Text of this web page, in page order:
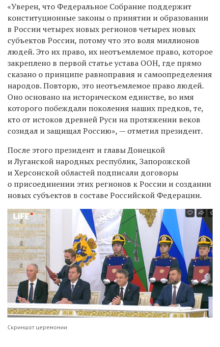
«Уверен, что Федеральное Собрание поддержит
конституционные законы о принятии и образовании
в России четырех новых регионов четырех новых
субъектов России, потому что это воля миллионов
людей. Это их право, их неотъемлемое право, которое
закреплено в первой статье устава ООН, где прямо
сказано о принципе равноправия и самоопределения
народов. Повторю, это неотъемлемое право людей.
Оно основано на историческом единстве, во имя
которого побеждали поколения наших предков, те,
кто от истоков древней Руси на протяжении веков
созидал и защищал Россию», — отметил президент.
После этого президент и главы Донецкой
и Луганской народных республик, Запорожской
и Херсонской областей подписали договоры
о присоединении этих регионов к России и создании
новых субъектов в составе Российской Федерации.
Скриншот церемонии